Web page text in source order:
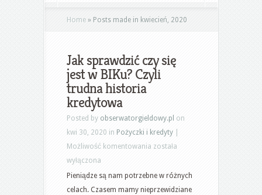
Home » Posts made in kwiecień, 2020
Jak sprawdzić czy się
jest w BIKu? Czyli
trudna historia
kredytowa
Posted by obserwatorgieldowy.pl on
kwi 30, 2020 in Pożyczki i kredyty
Możliwość komentowania Jak
czy
się
została
wyłączona
Pieniądze są nam potrzebne w różnych
celach. Czasem mamy nieprzewidziane